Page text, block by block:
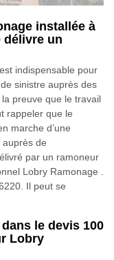
installée à
délivre un
indispensable pour
sinistre auprès des
preuve que le travail
rappeler que le
marche d’une
de
par un ramoneur
Lobry Ramonage .
Il peut se
le devis 100
Lobry